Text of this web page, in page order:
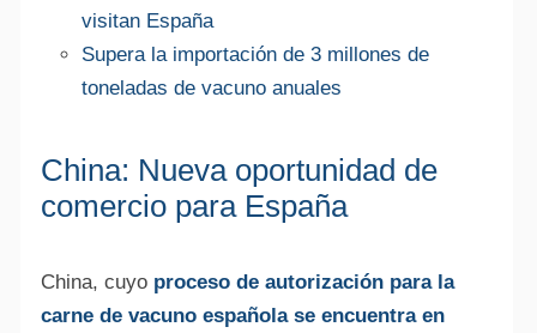
visitan España
Supera la importación de 3 millones de
toneladas de vacuno anuales
China: Nueva oportunidad de
comercio para España
China, cuyo proceso de autorización para la
carne de vacuno española se encuentra en